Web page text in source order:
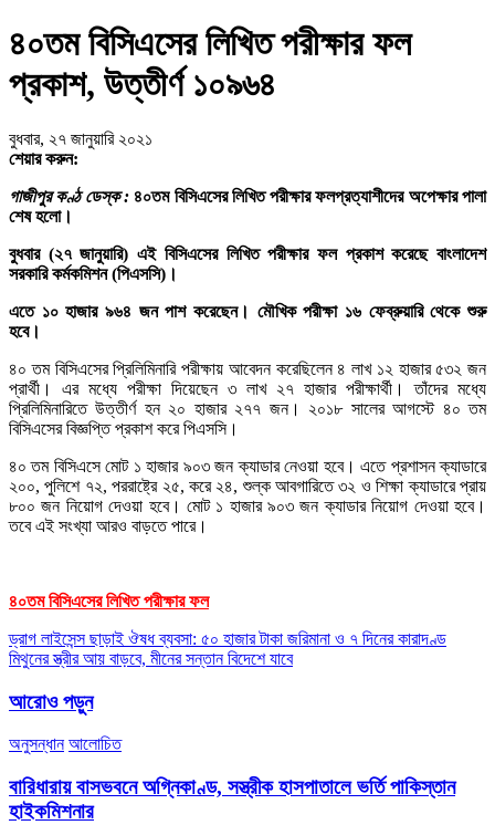
৪০তম বিসিএসের লিখিত পরীক্ষার ফল
প্রকাশ, উত্তীর্ণ ১০৯৬৪
বুধবার, ২৭ জানুয়ারি ২০২১
শেয়ার করুন:
গাজীপুর কণ্ঠ ডেস্ক : ৪০তম বিসিএসের লিখিত পরীক্ষার ফলপ্রত্যাশীদের অপেক্ষার পালা
শেষ হলো।
বুধবার (২৭ জানুয়ারি) এই বিসিএসের লিখিত পরীক্ষার ফল প্রকাশ করেছে বাংলাদেশ
সরকারি কর্মকমিশন (পিএসসি)।
এতে ১০ হাজার ৯৬৪ জন পাশ করেছেন। মৌখিক পরীক্ষা ১৬ ফেব্রুয়ারি থেকে শুরু
হবে।
৪০ তম বিসিএসের প্রিলিমিনারি পরীক্ষায় আবেদন করেছিলেন ৪ লাখ ১২ হাজার ৫৩২ জন
প্রার্থী। এর মধ্যে পরীক্ষা দিয়েছেন ৩ লাখ ২৭ হাজার পরীক্ষার্থী। তাঁদের মধ্যে
প্রিলিমিনারিতে উত্তীর্ণ হন ২০ হাজার ২৭৭ জন। ২০১৮ সালের আগস্টে ৪০ তম
বিসিএসের বিজ্ঞপ্তি প্রকাশ করে পিএসসি।
৪০ তম বিসিএসে মোট ১ হাজার ৯০৩ জন ক্যাডার নেওয়া হবে। এতে প্রশাসন ক্যাডারে
২০০, পুলিশে ৭২, পররাষ্ট্রে ২৫, করে ২৪, শুল্ক আবগারিতে ৩২ ও শিক্ষা ক্যাডারে প্রায়
৮০০ জন নিয়োগ দেওয়া হবে। মোট ১ হাজার ৯০৩ জন ক্যাডার নিয়োগ দেওয়া হবে।
তবে এই সংখ্যা আরও বাড়তে পারে।
৪০তম বিসিএসের লিখিত পরীক্ষার ফল
Post
navigation
ড্রাগ লাইসেন্স ছাড়াই ঔষধ ব্যবসা: ৫০ হাজার টাকা জরিমানা ও ৭ দিনের কারাদণ্ড
মিথুনের স্ত্রীর আয় বাড়বে, মীনের সন্তান বিদেশে যাবে
আরোও পড়ুন
অনুসন্ধান আলোচিত
বারিধারায় বাসভবনে অগ্নিকাণ্ড, সস্ত্রীক হাসপাতালে ভর্তি পাকিস্তান
হাইকমিশনার